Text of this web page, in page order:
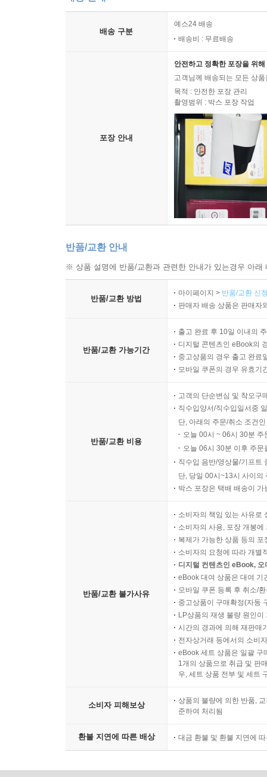
배송 구분
예스24 배송
배송비 : 무료배송
포장 안내
안전하고 정확한 포장을 위
고객님께 배송되는 모든 상
목적 : 안전한 포장 관리
촬영범위 : 박스 포장 작업
반품/교환 안내
※ 상품 설명에 반품/교환과 관련한 안내가 있는경우 아
반품/교환 방법
마이페이지 > 반품/교환 신
판매자 배송 상품은 판매자
반품/교환 가능기간
출고 완료 후 10일 이내의
디지털 콘텐츠인 eBook의
중고상품의 경우 출고 완료
모바일 쿠폰의 경우 유효기
반품/교환 비용
고객의 단순변심 및 착오구
직수입양서/직수입일서중
단, 아래의 주문/취소 조건
오늘 00시 ~ 06시 30분
오늘 06시 30분 이후 주
직수입 음반/영상물/기프트
단, 당일 00시~13시 사이의
박스 포장은 택배 배송이
반품/교환 불가사유
소비자의 책임 있는 사유로
소비자의 사용, 포장 개봉
복제가 가능한 상품 등의
소비자의 요청에 따라 개별
디지털 컨텐츠인 eBook,
eBook 대여 상품은 대여 기
모바일 쿠폰 등록 후 취소/
중고상품이 구매확정(자동
LP상품의 재생 불량 원인
시간의 경과에 의해 재판매
전자상거래 등에서의 소비
eBook 세트 상품은 일괄 구
1개의 상품으로 취급 및 판
우, 세트 상품 전부 및 세트
소비자 피해보상
상품의 불량에 의한 반품,
준하여 처리됨
환불 지연에 따른 배상 대금 환불 및 환불 지연에